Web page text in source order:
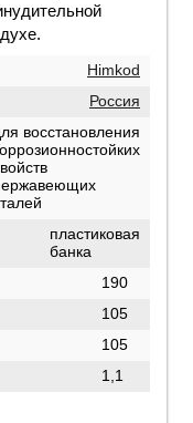
Himkod
Россия
восстановления
пластиковая
банка
190
105
105
1,1